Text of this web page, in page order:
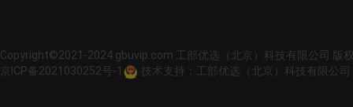
Copyright©2021-2024 gbuvip.com 工部优选（北京）科技有限公司 版
京ICP备2021030252号-1
技术支持：工部优选（北京）科技有限公司